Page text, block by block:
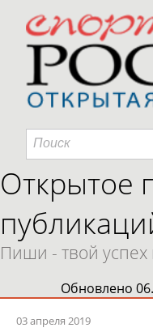
Открытое
Пиши - твой успех
Обновлено
03 апреля 2019